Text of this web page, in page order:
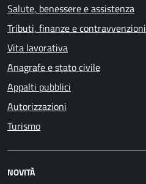
Salute, benessere e assistenza
Tributi, finanze e contravvenzioni
Vita lavorativa
Anagrafe e stato civile
Appalti pubblici
Autorizzazioni
Turismo
NOVITÀ